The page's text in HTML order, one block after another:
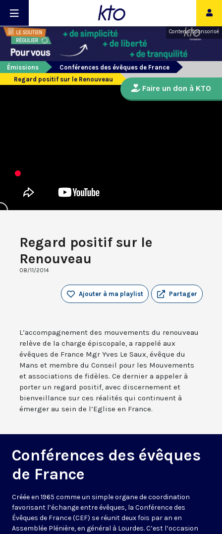
Contenu sponsorisé
Émissions
Conférences des évêques de France
Regard positif sur le Renouveau
Regard positif sur le
Renouveau
08/11/2014
Partager
Ajouter à ma playlist
L’accompagnement des mouvements du renouveau
relève de la charge épiscopale, a rappelé aux
évêques de France Mgr Yves Le Saux, évêque du
Mans et membre du Conseil pour les Mouvements
et associations de fidèles. Ce dernier a appeler à
porter un regard positif, avec discernement et
bienveillance sur ces réalités qui continuent à
émerger au sein de l’Eglise en France.
Conférences des évêques
de France
Créée en 1965 comme un simple organe de coordination
favorisant l’échange entre évêques, la Conférence des
Évêques de France (CEF) se réunit deux fois par an en
Assemblée Plénière, en général à Lourdes. C’est l’occasion
Faire un don à KTO